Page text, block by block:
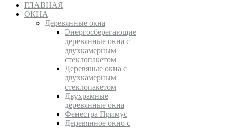
ГЛАВНАЯ
ОКНА
Деревянные окна
Энергосберегающие
деревянные окна с
двухкамерным
стеклопакетом
Деревяные окна с
двухкамерным
стеклопакетом
Двухрамные
деревянные окна
Фенестра Примус
Деревянное окно с